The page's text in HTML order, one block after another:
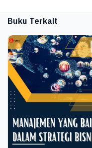
Buku Terkait